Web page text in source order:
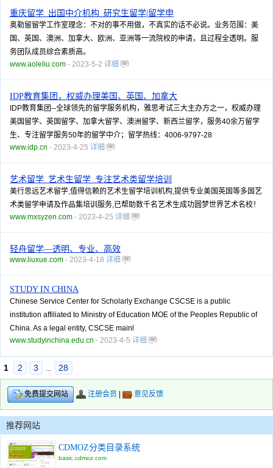
重庆留学_出国中介机构_研究生留学|留学申
奥勒留留学工作室理念：不对的事不用做，不真实的话不必说。业务范围：美
国、英国、澳洲、加拿大、欧洲、亚洲等一流院校的申请，且过程全透明。服
务团队成员综合素质高。
www.aoleliu.com - 2023-5-2 详细
IDP教育集团，权威办理美国、英国、加拿大
IDP教育集团--全球领先的留学服务机构，雅思考试三大主办方之一，权威办理
美国留学、英国留学、加拿大留学、澳洲留学、新西兰留学，服务40余万留学
生、专注留学服务50年的留学中介；留学热线：4006-9797-28
www.idp.cn - 2023-4-25 详细
艺术留学_艺术生留学_专注艺术类留学培训
美行思远艺术留学,值得信赖的艺术生留学培训机构,提供专业美国英国等多国艺
术类留学申请及作品集培训服务,已帮助数千名艺术生成功圆梦世界艺术名校！
www.mxsyzen.com - 2023-4-25 详细
轻舟留学—透明、专业、高效
www.liuxue.com - 2023-4-18 详细
STUDY IN CHINA
Chinese Service Center for Scholarly Exchange CSCSE is a public
institution affiliated to Ministry of Education MOE of the Peoples Republic of
China. As a legal entity, CSCSE mainl
www.studyinchina.edu.cn - 2023-4-5 详细
1 2 3 ... 28
免费提交网站 注册会员 意见反馈
推荐网站
CDMOZ分类目录系统
basic.cdmoz.com